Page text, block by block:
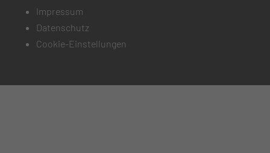
Impressum
Datenschutz
Cookie-Einstellungen